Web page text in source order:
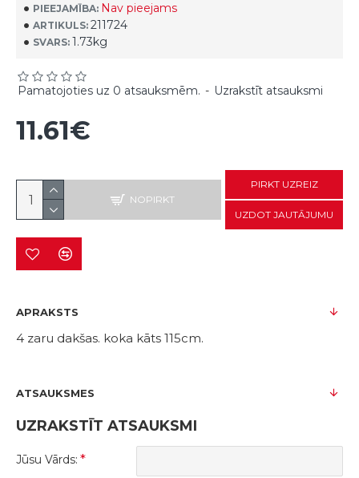
PIEEJAMĪBA: Nav pieejams
ARTIKULS: 211724
SVARS: 1.73kg
Pamatojoties uz 0 atsauksmēm. - Uzrakstīt atsauksmi
11.61€
NOPIRKT
PIRKT UZREIZ
UZDOT JAUTĀJUMU
APRAKSTS
4 zaru dakšas. koka kāts 115cm.
ATSAUKSMES
UZRAKSTĪT ATSAUKSMI
Jūsu Vārds: